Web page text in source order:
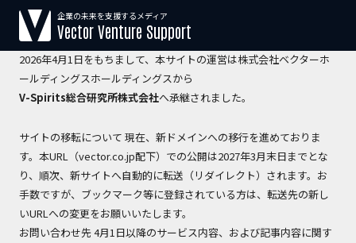
【運営会社変更のお知らせ】
2026年4月1日をもちまして、本サイトの運営は株式会社ベクターホ
ールディングスホールディングスから
V-Spirits総合研究所株式会社へ承継されました。
サイトの移転について 現在、新ドメインへの移行を進めておりま
す。本URL（vector.co.jp配下）での公開は2027年3月末日までとな
り、順次、新サイトへ自動的に転送（リダイレクト）されます。お
手数ですが、ブックマーク等に登録されている方は、転送先の新し
いURLへの変更をお願いいたします。
お問い合わせ先 4月1日以降のサービス内容、および記事内容に関す
企業の未来を支援するメディア
Vector Venture Support